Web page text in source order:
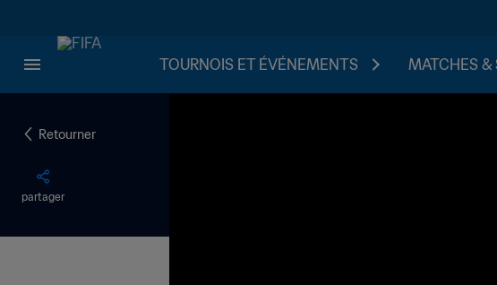
TOURNOIS ET ÉVÉNEMENTS MATCHES &
Retourner
partager